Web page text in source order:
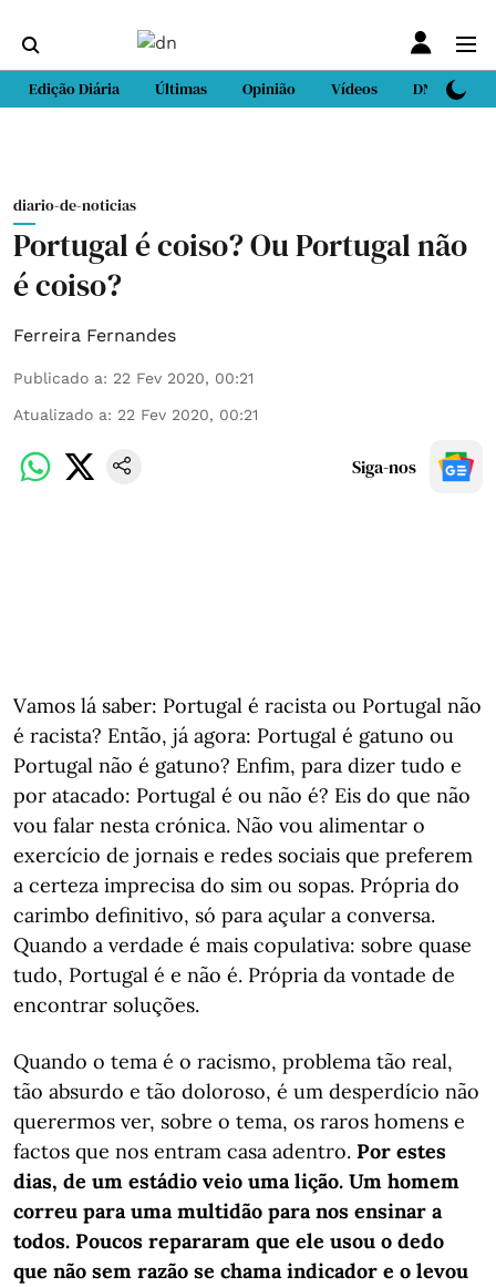
Edição Diária Últimas Opinião Vídeos DN Sport
diario-de-noticias
Portugal é coiso? Ou Portugal não
é coiso?
Ferreira Fernandes
Publicado a: 22 Fev 2020, 00:21
Atualizado a: 22 Fev 2020, 00:21
Siga-nos
Vamos lá saber: Portugal é racista ou Portugal não
é racista? Então, já agora: Portugal é gatuno ou
Portugal não é gatuno? Enfim, para dizer tudo e
por atacado: Portugal é ou não é? Eis do que não
vou falar nesta crónica. Não vou alimentar o
exercício de jornais e redes sociais que preferem
a certeza imprecisa do sim ou sopas. Própria do
carimbo definitivo, só para açular a conversa.
Quando a verdade é mais copulativa: sobre quase
tudo, Portugal é e não é. Própria da vontade de
encontrar soluções.
Quando o tema é o racismo, problema tão real,
tão absurdo e tão doloroso, é um desperdício não
querermos ver, sobre o tema, os raros homens e
factos que nos entram casa adentro. Por estes
dias, de um estádio veio uma lição. Um homem
correu para uma multidão para nos ensinar a
todos. Poucos repararam que ele usou o dedo
que não sem razão se chama indicador e o levou